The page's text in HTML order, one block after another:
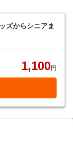
ズからシニアま
1,100円